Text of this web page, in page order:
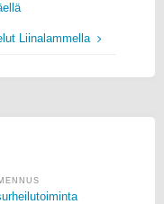
Liinalammella